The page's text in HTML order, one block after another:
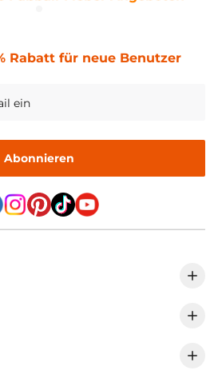
Rabatt für neue Benutzer
Abonnieren